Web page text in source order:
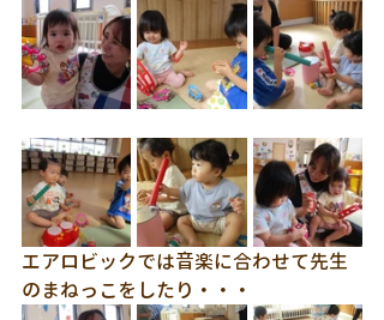
エアロビックでは音楽に合わせて先生
のまねっこをしたり・・・